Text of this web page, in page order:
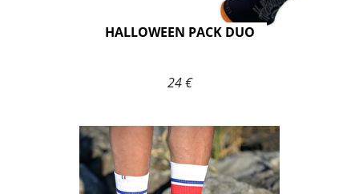
HALLOWEEN PACK DUO
24 €